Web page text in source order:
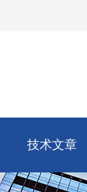
技术文章